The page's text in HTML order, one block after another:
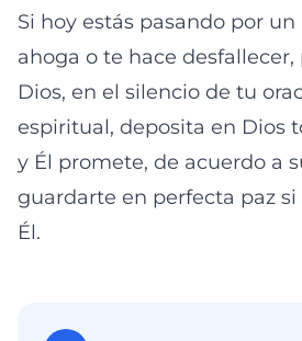
Si hoy estás pasando por
ahoga o te hace
Dios, en el silencio de tu
espiritual, deposita en Dios
y Él promete, de acuerdo a
guardarte en perfecta paz si
Él.